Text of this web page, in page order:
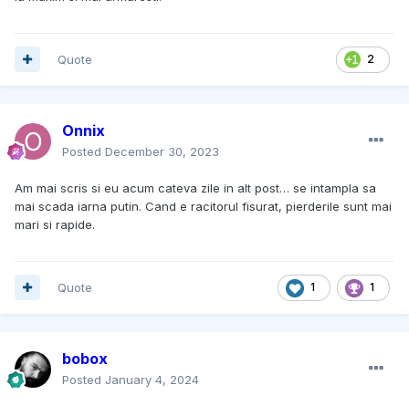
2
Quote
Onnix
Posted December 30, 2023
Am mai scris si eu acum cateva zile in alt post… se intampla sa
mai scada iarna putin. Cand e racitorul fisurat, pierderile sunt mai
mari si rapide.
1 1
Quote
bobox
Posted January 4, 2024